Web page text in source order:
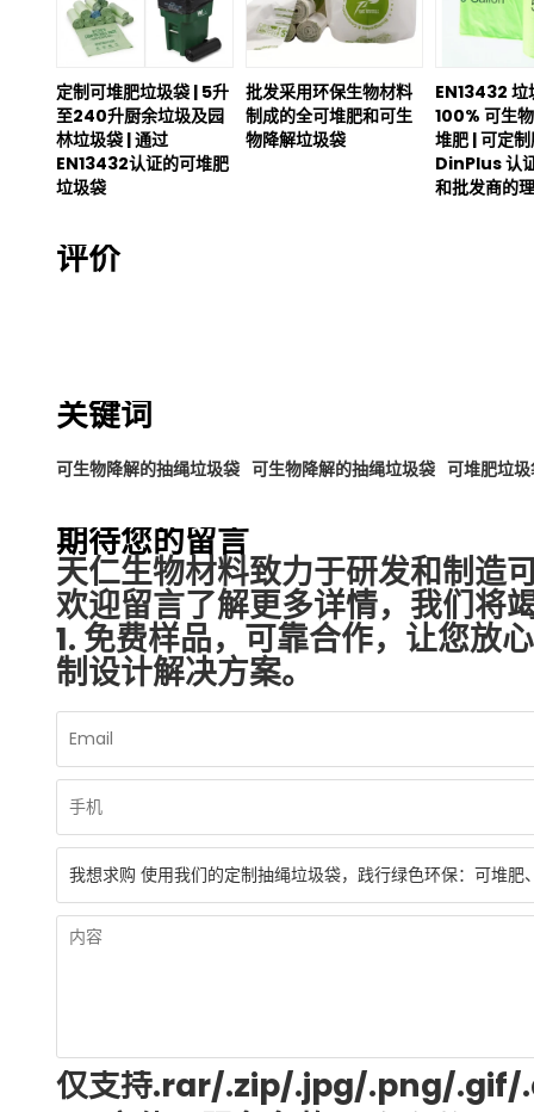
定制可堆肥垃圾袋 | 5升
至240升厨余垃圾及园
林垃圾袋 | 通过
EN13432认证的可堆肥
垃圾袋
批发采用环保生物材料
制成的全可堆肥和可生
物降解垃圾袋
EN13432 垃
100% 可生
堆肥 | 可定
DinPlus 认
和批发商的
评价
关键词
可生物降解的抽绳垃圾袋 可生物降解的抽绳垃圾袋 可堆肥垃
期待您的留言
天仁生物材料致力于研发和制造
欢迎留言了解更多详情，我们将
1. 免费样品，可靠合作，让您放
制设计解决方案。
仅支持.rar/.zip/.jpg/.png/.gif/